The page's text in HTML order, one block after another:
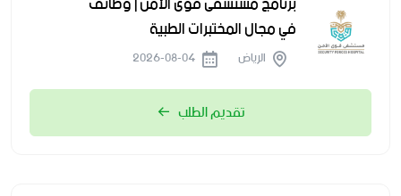
في مجال المختبرات الطبية
الرياض
تقديم الطلب